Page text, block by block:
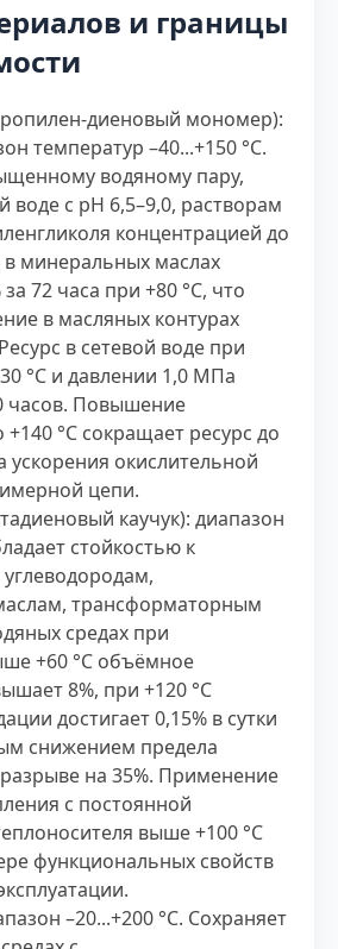
и границы
диеновый мономер):
температур –40...+150 °С.
водяному пару,
воде с рН 6,5–9,0, растворам
концентрацией до
в минеральных маслах
72 часа при +80 °С, что
в масляных контурах
в сетевой воде при
°С и давлении 1,0 МПа
часов. Повышение
°С сокращает ресурс до
ускорения окислительной
цепи.
каучук): диапазон
стойкостью к
трансформаторным
средах при
+60 °С объёмное
8%, при +120 °С
достигает 0,15% в сутки
снижением предела
на 35%. Применение
с постоянной
выше +100 °С
функциональных свойств
–20...+200 °С. Сохраняет